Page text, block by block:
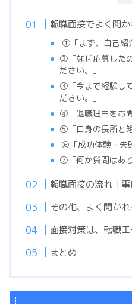
転職面接でよく聞
①「まず、自己紹
②「なぜ応募した
ださい。」
③「今まで経験し
ださい。」
④「退職理由をお
⑤「自身の長所と
⑥ 「成功体験・
⑦「何か質問はあ
転職面接の流れ｜事
その他、よく聞か
面接対策は、転職
まとめ